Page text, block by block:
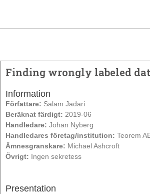
Finding wrongly labeled
Information
Författare: Salam Jadari
Beräknat färdigt: 2019-06
Handledare: Johan Nyberg
Handledares företag/institution: Teorem
Ämnesgranskare: Michael Ashcroft
Övrigt: Ingen sekretess
Presentation